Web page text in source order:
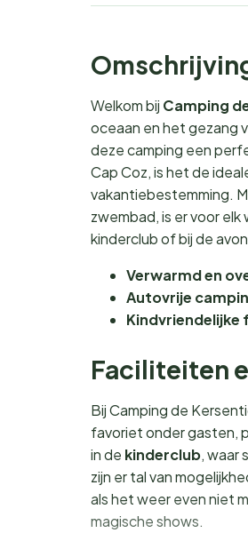
Welkom bij Camping
oceaan en het gezang
deze camping een
Cap Coz, is het de
vakantiebestemming.
zwembad, is er voor
kinderclub of bij de
Verwarmd en
Autovrije
Faciliteiten
Bij Camping de
favoriet onder gasten,
in de kinderclub, waar
zijn er tal van
als het weer even niet
magische shows.